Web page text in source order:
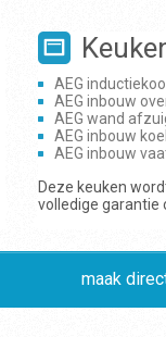
AEG
AEG inbouw
AEG wand
AEG inbouw
AEG inbouw
Deze keuken
volledige garantie
maak